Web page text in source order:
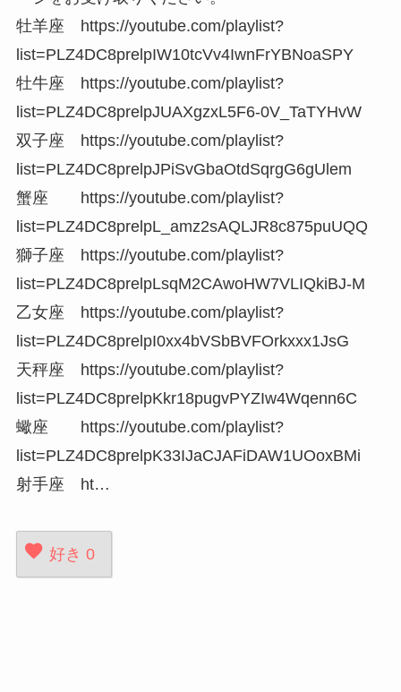
牡羊座 https://youtube.com/playlist?
list=PLZ4DC8prelpIW10tcVv4IwnFrYBNoaSPY
牡牛座 https://youtube.com/playlist?
list=PLZ4DC8prelpJUAXgzxL5F6-0V_TaTYHvW
双子座 https://youtube.com/playlist?
list=PLZ4DC8prelpJPiSvGbaOtdSqrgG6gUlem
蟹座 https://youtube.com/playlist?
list=PLZ4DC8prelpL_amz2sAQLJR8c875puUQQ
獅子座 https://youtube.com/playlist?
list=PLZ4DC8prelpLsqM2CAwoHW7VLIQkiBJ-M
乙女座 https://youtube.com/playlist?
list=PLZ4DC8prelpI0xx4bVSbBVFOrkxxx1JsG
天秤座 https://youtube.com/playlist?
list=PLZ4DC8prelpKkr18pugvPYZIw4Wqenn6C
蠍座 https://youtube.com/playlist?
list=PLZ4DC8prelpK33IJaCJAFiDAW1UOoxBMi
射手座 ht…
好き 0